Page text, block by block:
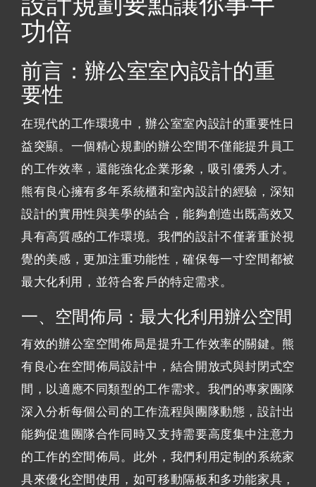
功倍
前言：辦公室室內設計的重
要性
在現代的工作環境中，辦公室室內設計的重要性日
益突顯。一個精心規劃的辦公空間不僅能提升員工
的工作效率，還能強化企業形象，吸引優秀人才。
熊有良心擁有多年系統櫃和室內設計的經驗，深知
設計的實用性與美學的結合，能夠創造出既高效又
具有高質感的工作環境。我們的設計不僅著重於視
覺的美感，更加注重功能性，確保每一寸空間都被
最大化利用，並符合客戶的特定需求。
一、空間佈局：最大化利用辦公空間
有效的辦公室空間佈局是提升工作效率的關鍵。熊
有良心在空間佈局設計中，結合開放式與封閉式空
間，以適應不同類型的工作需求。我們的專家團隊
深入分析每個公司的工作流程與團隊動態，設計出
能夠促進團隊合作同時又支持需要高度集中注意力
的工作的空間佈局。此外，我們利用定制的系統家
具來優化空間使用，如可移動隔板和多功能家具，